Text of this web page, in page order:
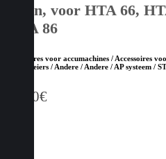
Steun, voor HTA 66,
HLA 86
Accessoires voor accumachines / Accessoires
hoogsnoeiers / Andere / Andere / AP systeem /
34,70€